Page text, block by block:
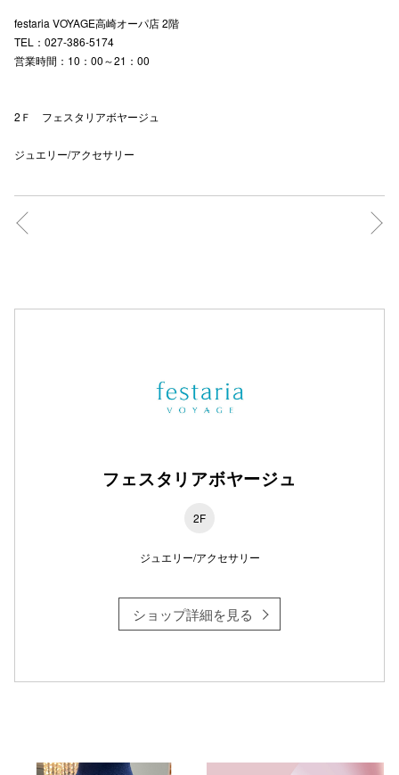
festaria VOYAGE高崎オーパ店 2階
TEL：027-386-5174
営業時間：10：00～21：00
2Ｆ フェスタリアボヤージュ
ジュエリー/アクセサリー
フェスタリアボヤージュ
2F
ジュエリー/アクセサリー
ショップ詳細を見る